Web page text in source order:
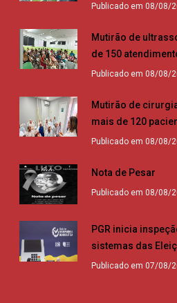
Publicado em 08/08/
Mutirão de
de 150
Publicado em 08/08/
Mutirão de
mais de 120
Publicado em 08/08/
Nota de Pesar
Publicado em 08/08/
PGR inicia
sistemas das
Publicado em 07/08/